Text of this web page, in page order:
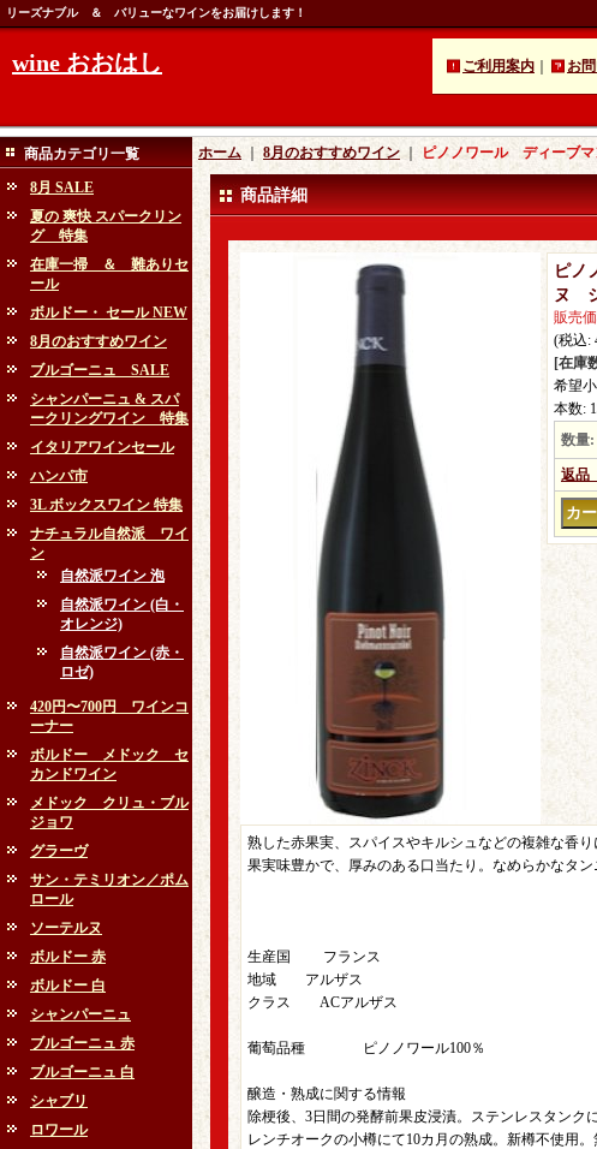
リーズナブル ＆ バリューなワインをお届けします！
wine おおはし ご利用案内 お
商品カテゴリ一覧
8月 SALE
夏の 爽快 スパークリン
グ 特集
在庫一掃 ＆ 難ありセ
ール
ボルドー・ セール NEW
8月のおすすめワイン
ブルゴーニュ SALE
シャンパーニュ & スパ
ークリングワイン 特集
イタリアワインセール
ハンパ市
3L ボックスワイン 特集
ナチュラル自然派 ワイ
ン
自然派ワイン 泡
自然派ワイン (白・
オレンジ)
自然派ワイン (赤・
ロゼ)
420円〜700円 ワインコ
ーナー
ボルドー メドック セ
カンドワイン
メドック クリュ・ブル
ジョワ
グラーヴ
サン・テミリオン／ポム
ロール
ソーテルヌ
ボルドー 赤
ボルドー 白
シャンパーニュ
ブルゴーニュ 赤
ブルゴーニュ 白
シャブリ
ロワール
ホーム 8月のおすすめワイン ｜ ピノノワール ディーブ
商品詳細
ピノ
ヌ
販売
(税込:
[在庫
希望
本数:
数量:
返品
熟した赤果実、スパイスやキルシュなどの複雑な香り
果実味豊かで、厚みのある口当たり。なめらかなタ
生産国 フランス
地域 アルザス
クラス ACアルザス
葡萄品種 ピノノワール100％
醸造・熟成に関する情報
除梗後、3日間の発酵前果皮浸漬。ステンレスタン
レンチオークの小樽にて10カ月の熟成。新樽不使用。